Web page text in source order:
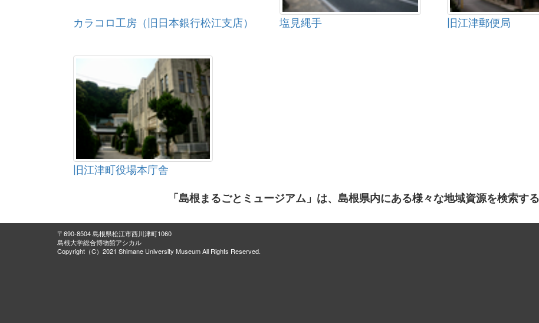
カラコロ工房（旧日本銀行松江支店） 塩見縄手 旧江津郵便局
旧江津町役場本庁舎
「島根まるごとミュージアム」は、島根県内にある様々な地域資源を検索す
〒690-8504 島根県松江市西川津町1060
島根大学総合博物館アシカル
Copyright（C）2021 Shimane University Museum All Rights Reserved.